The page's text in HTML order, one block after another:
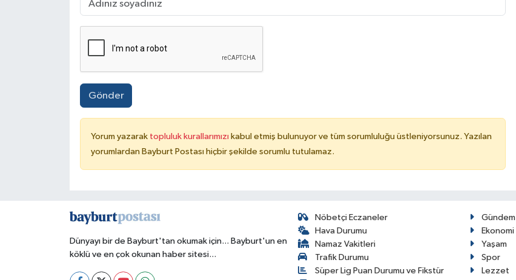
Gönder
Yorum yazarak topluluk kurallarımızı kabul etmiş bulunuyor ve tüm sorumluluğu üstleniyorsunuz. Yazılan
yorumlardan Bayburt Postası hiçbir şekilde sorumlu tutulamaz.
Dünyayı bir de Bayburt'tan okumak için... Bayburt'un en
köklü ve en çok okunan haber sitesi...
Nöbetçi Eczaneler
Hava Durumu
Namaz Vakitleri
Trafik Durumu
Süper Lig Puan Durumu ve Fikstür
Gündem
Ekonomi
Yaşam
Spor
Lezzet